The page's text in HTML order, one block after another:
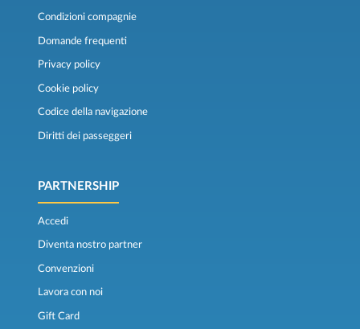
Condizioni compagnie
Domande frequenti
Privacy policy
Cookie policy
Codice della navigazione
Diritti dei passeggeri
PARTNERSHIP
Accedi
Diventa nostro partner
Convenzioni
Lavora con noi
Gift Card